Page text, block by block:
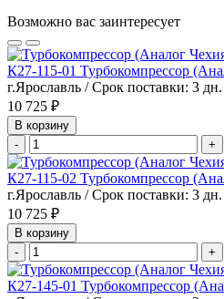
Возможно вас заинтересует
К27-115-01 Турбокомпрессор
г.Ярославль / Срок поставки: 3 дн.
10 725 ₽
В корзину
-
+
К27-115-02 Турбокомпрессор
г.Ярославль / Срок поставки: 3 дн.
10 725 ₽
В корзину
-
+
К27-145-01 Турбокомпрессор